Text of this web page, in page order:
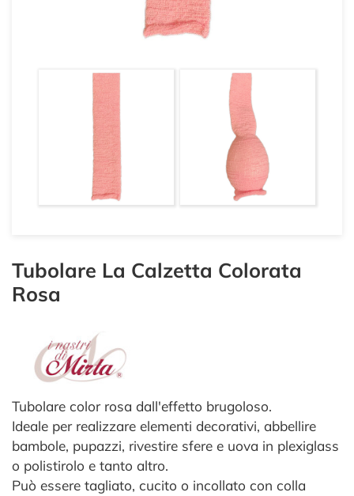
Tubolare La Calzetta Colorata
Rosa
Tubolare color rosa dall'effetto brugoloso.
Ideale per realizzare elementi decorativi, abbellire
bambole, pupazzi, rivestire sfere e uova in plexiglass
o polistirolo e tanto altro.
Può essere tagliato, cucito o incollato con colla